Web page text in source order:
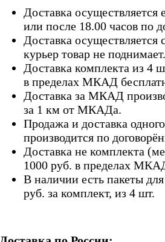
Доставка осуществляется
или после 18.00 часов по
Доставка осуществляется
курьер товар не поднимает.
Доставка комплекта из 4
в пределах МКАД
Доставка за МКАД
за 1 км от МКАДа.
Продажа и доставка
производится по
Доставка не комплекта
1000 руб. в пределах
В наличии есть пакеты
руб. за комплект, из 4 шт.